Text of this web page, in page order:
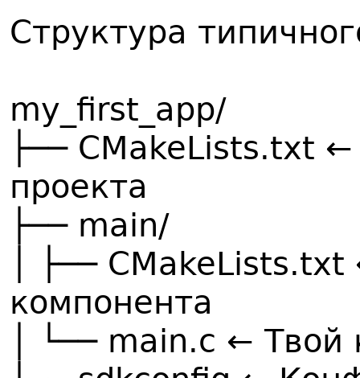
Структура
my_first_app/
├── CMakeLists.txt
проекта
├── main/
│ ├──
компонента
│ └── main.c ← Твой